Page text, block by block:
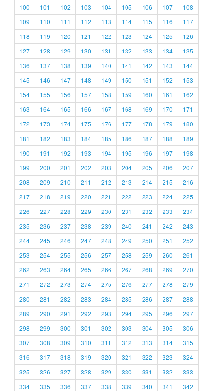
100
101 102 103 104 105 106 107
108
109
110 111 112 113 114 115 116
117
118
119 120 121 122 123 124 125
126
127
128 129 130 131 132 133 134
135
136
137 138 139 140 141 142 143
144
145
146 147 148 149 150 151 152
153
154
155 156 157 158 159 160 161
162
163
164 165 166 167 168 169 170
171
172
173 174 175 176 177 178 179
180
181
182 183 184 185 186 187 188
189
190
191 192 193 194 195 196 197
198
199
200 201 202 203 204 205 206
207
208
209 210 211 212 213 214 215
216
217
218 219 220 221 222 223 224
225
226
227 228 229 230 231 232 233
234
235
236 237 238 239 240 241 242
243
244
245 246 247 248 249 250 251
252
253
254 255 256 257 258 259 260
261
262
263 264 265 266 267 268 269
270
271
272 273 274 275 276 277 278
279
280
281 282 283 284 285 286 287
288
289
290 291 292 293 294 295 296
297
298
299 300 301 302 303 304 305
306
307
308 309 310 311 312 313 314
315
316
317 318 319 320 321 322 323
324
325
326 327 328 329 330 331 332
333
334
335 336 337 338 339 340 341 342